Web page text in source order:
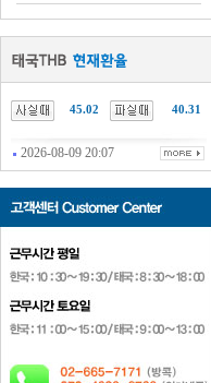
45.02 40.31
2026-08-09 20:07